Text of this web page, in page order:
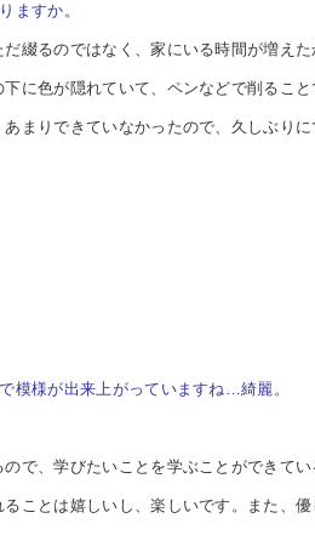
ますか。
綴るのではなく、家にいる時間が増え
に色が隠れていて、ペンなどで削るこ
まりできていなかったので、久しぶりに
模様が出来上がっていますね…綺麗。
で、学びたいことを学ぶことができて
ことは嬉しいし、楽しいです。また、